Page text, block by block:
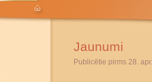
Jaunumi
Publicētie pirms 28.